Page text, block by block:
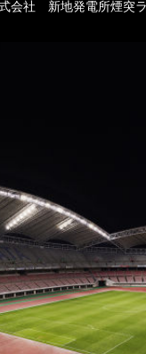
会社 新地発電所煙突